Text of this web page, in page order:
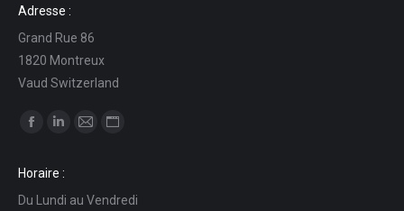
Adresse :
Grand Rue 86
1820 Montreux
Vaud Switzerland
Find us on:
opens
in
opens
in
in
in
Horaire :
Du Lundi au Vendredi